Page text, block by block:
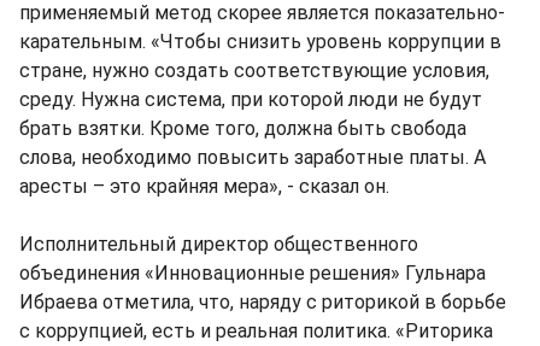
применяемый метод скорее является показательно-
карательным. «Чтобы снизить уровень коррупции в
стране, нужно создать соответствующие условия,
среду. Нужна система, при которой люди не будут
брать взятки. Кроме того, должна быть свобода
слова, необходимо повысить заработные платы. А
аресты – это крайняя мера», - сказал он.
Исполнительный директор общественного
объединения «Инновационные решения» Гульнара
Ибраева отметила, что, наряду с риторикой в борьбе
с коррупцией, есть и реальная политика. «Риторика